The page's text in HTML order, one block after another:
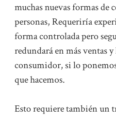
muchas nuevas formas de
personas, Requeriría
forma controlada pero
redundará en más ventas
consumidor, si lo
que hacemos.
Esto requiere también un